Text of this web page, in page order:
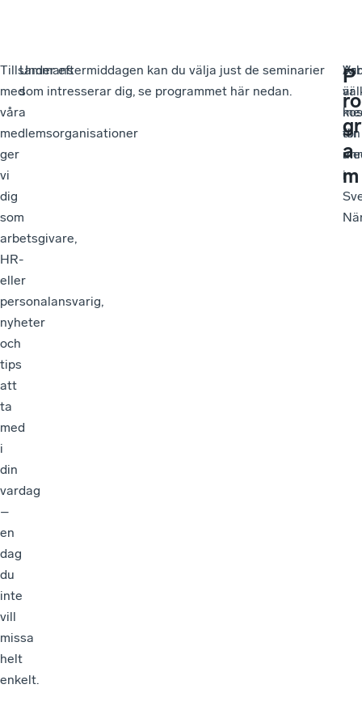
Tillsammans
med
våra
medlemsorganisationer
ger
vi
dig
som
arbetsgivare,
HR-
eller
personalansvarig,
nyheter
och
tips
att
ta
med
i
din
vardag
–
en
dag
du
inte
vill
missa
helt
enkelt.
Under eftermiddagen kan du välja just de seminarier
som intresserar dig, se programmet här nedan.
är
för
i
din
P
ro
gr
a
m